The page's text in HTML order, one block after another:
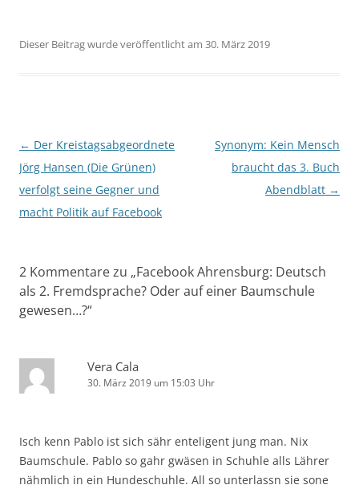
Dieser Beitrag wurde veröffentlicht am 30. März 2019
Beitragsnavigation
← Der Kreistagsabgeordnete
Jörg Hansen (Die Grünen)
verfolgt seine Gegner und
macht Politik auf Facebook
Synonym: Kein Mensch
braucht das 3. Buch
Abendblatt →
2 Kommentare zu „Facebook Ahrensburg: Deutsch
als 2. Fremdsprache? Oder auf einer Baumschule
gewesen…?“
Vera Cala
30. März 2019 um 15:03 Uhr
Isch kenn Pablo ist sich sähr enteligent jung man. Nix
Baumschule. Pablo so gahr gwäsen in Schuhle alls Lährer
nähmlich in ein Hundeschuhle. All so unterlassn sie sone